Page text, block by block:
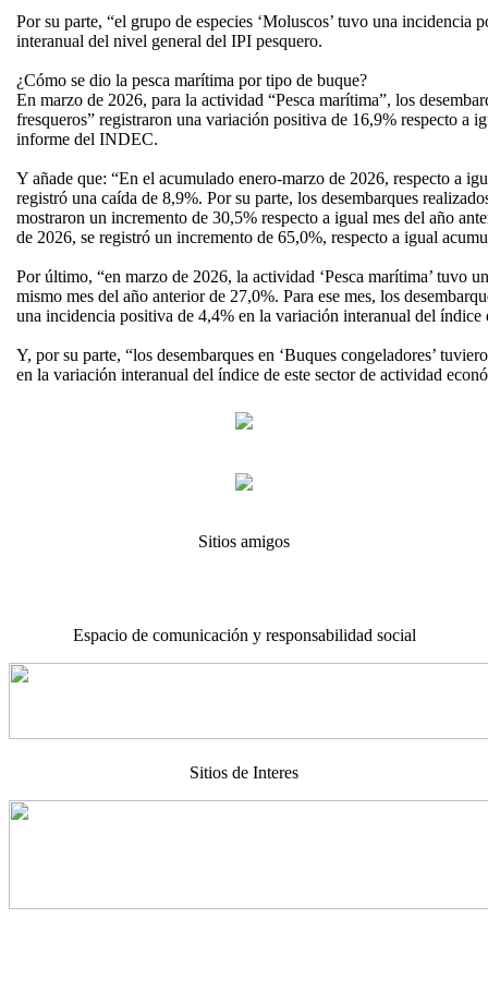
Por su parte, “el grupo de especies ‘Moluscos’ tuvo una incidencia
interanual del nivel general del IPI pesquero.
¿Cómo se dio la pesca marítima por tipo de buque?
En marzo de 2026, para la actividad “Pesca marítima”, los
fresqueros” registraron una variación positiva de 16,9% respecto a
informe del INDEC.
Y añade que: “En el acumulado enero-marzo de 2026, respecto a
registró una caída de 8,9%. Por su parte, los desembarques
mostraron un incremento de 30,5% respecto a igual mes del año
de 2026, se registró un incremento de 65,0%, respecto a igual
Por último, “en marzo de 2026, la actividad ‘Pesca marítima’ tuvo
mismo mes del año anterior de 27,0%. Para ese mes, los
una incidencia positiva de 4,4% en la variación interanual del índice
Y, por su parte, “los desembarques en ‘Buques congeladores’
en la variación interanual del índice de este sector de actividad
Sitios amigos
Espacio de comunicación y responsabilidad social
Sitios de Interes